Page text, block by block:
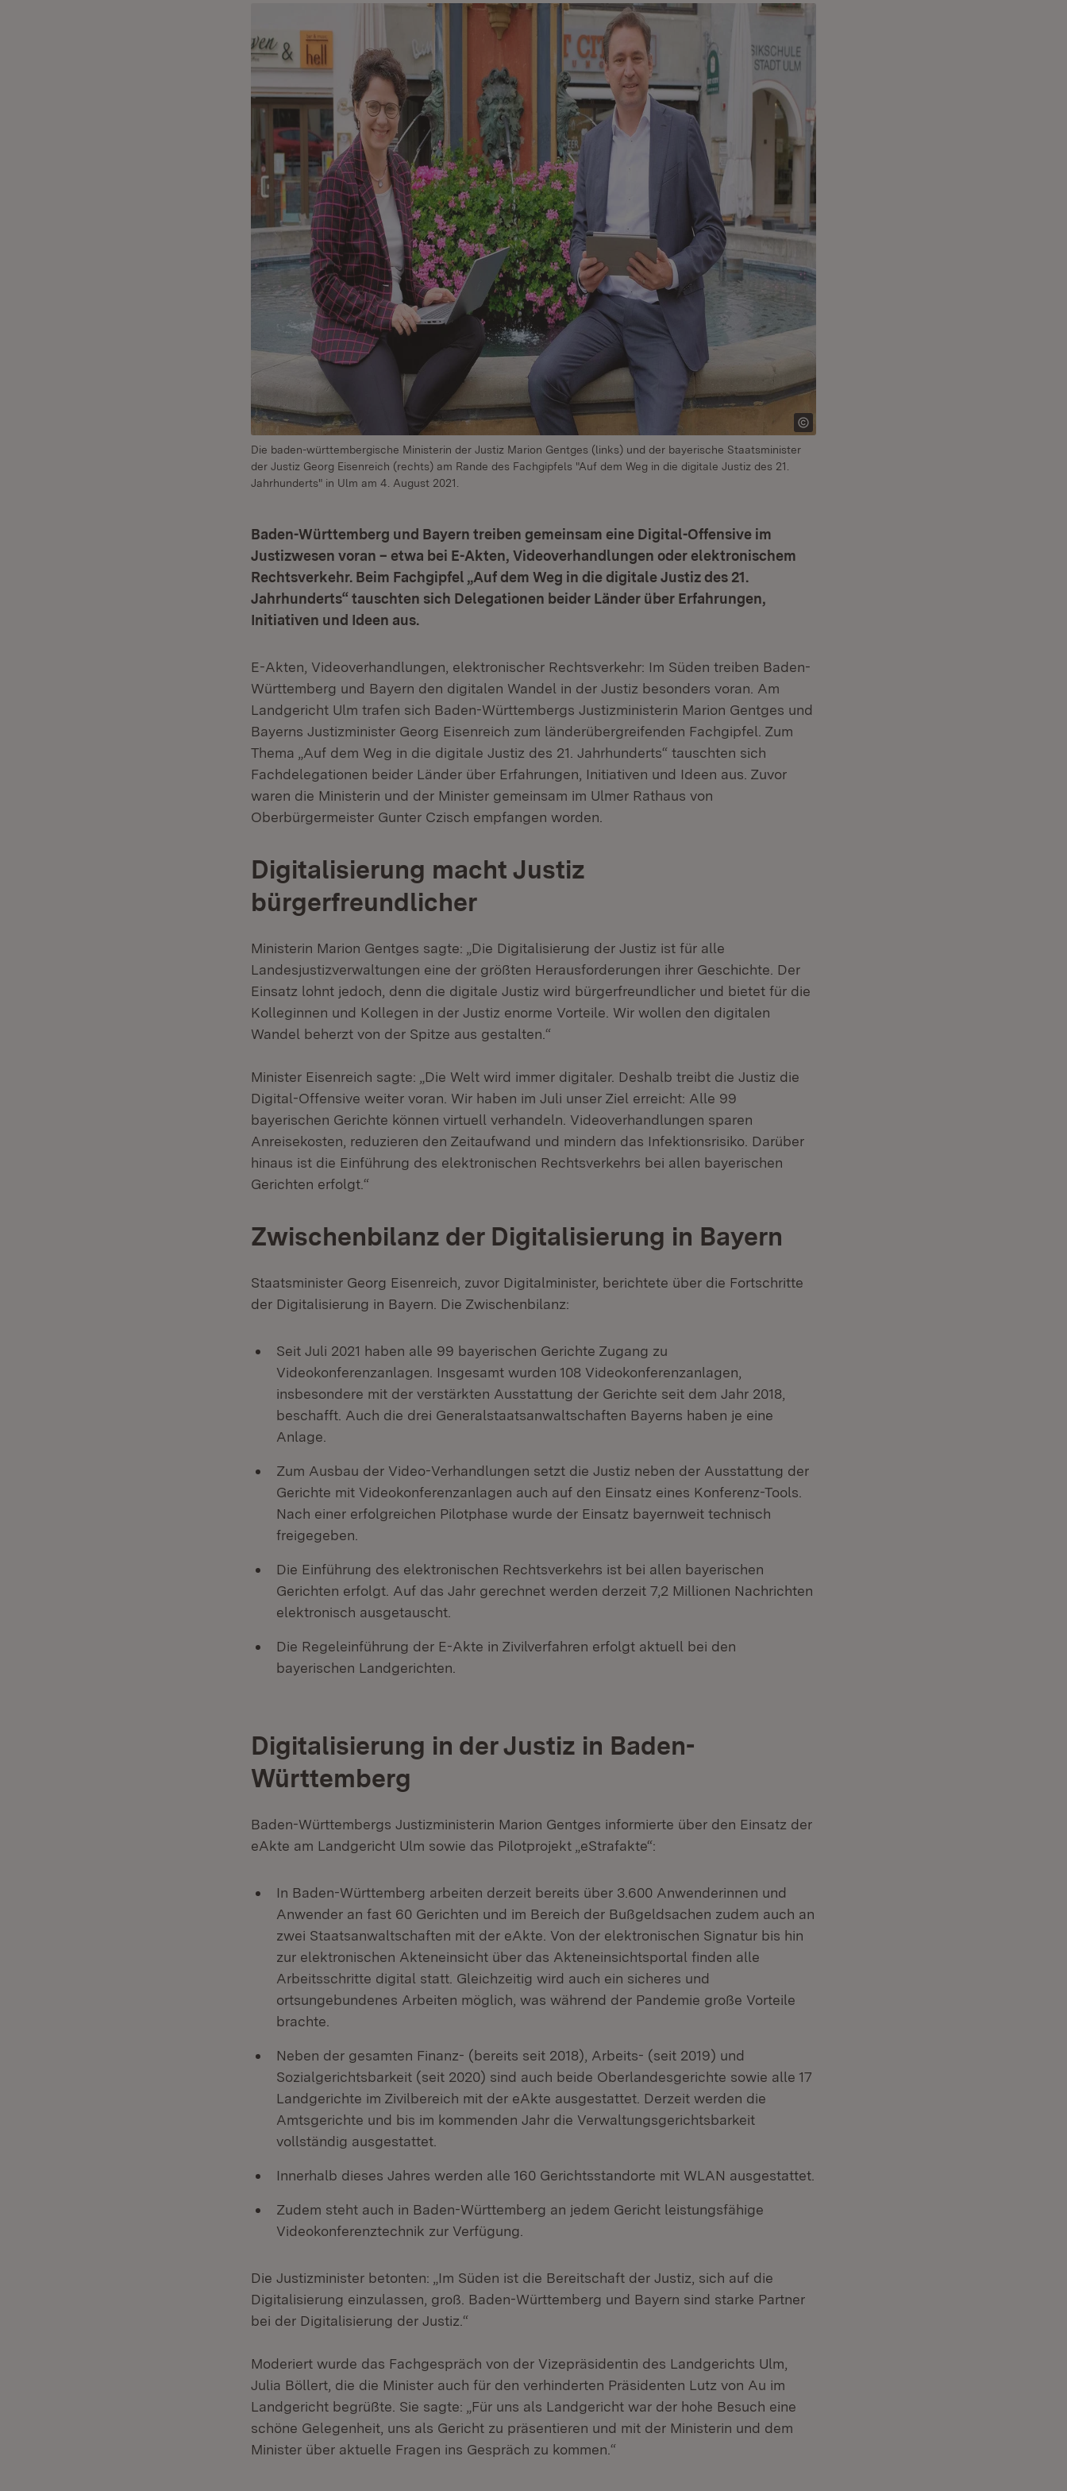
Die baden-württembergische Ministerin der Justiz Marion Gentges (links) und der bayerische Staatsminister
der Justiz Georg Eisenreich (rechts) am Rande des Fachgipfels "Auf dem Weg in die digitale Justiz des 21.
Jahrhunderts" in Ulm am 4. August 2021.
Baden-Württemberg und Bayern treiben gemeinsam eine Digital-Offensive im
Justizwesen voran – etwa bei E-Akten, Videoverhandlungen oder elektronischem
Rechtsverkehr. Beim Fachgipfel „Auf dem Weg in die digitale Justiz des 21.
Jahrhunderts“ tauschten sich Delegationen beider Länder über Erfahrungen,
Initiativen und Ideen aus.
E-Akten, Videoverhandlungen, elektronischer Rechtsverkehr: Im Süden treiben Baden-
Württemberg und Bayern den digitalen Wandel in der Justiz besonders voran. Am
Landgericht Ulm trafen sich Baden-Württembergs Justizministerin Marion Gentges und
Bayerns Justizminister Georg Eisenreich zum länderübergreifenden Fachgipfel. Zum
Thema „Auf dem Weg in die digitale Justiz des 21. Jahrhunderts“ tauschten sich
Fachdelegationen beider Länder über Erfahrungen, Initiativen und Ideen aus. Zuvor
waren die Ministerin und der Minister gemeinsam im Ulmer Rathaus von
Oberbürgermeister Gunter Czisch empfangen worden.
Digitalisierung macht Justiz
bürgerfreundlicher
Ministerin Marion Gentges sagte: „Die Digitalisierung der Justiz ist für alle
Landesjustizverwaltungen eine der größten Herausforderungen ihrer Geschichte. Der
Einsatz lohnt jedoch, denn die digitale Justiz wird bürgerfreundlicher und bietet für die
Kolleginnen und Kollegen in der Justiz enorme Vorteile. Wir wollen den digitalen
Wandel beherzt von der Spitze aus gestalten.“
Minister Eisenreich sagte: „Die Welt wird immer digitaler. Deshalb treibt die Justiz die
Digital-Offensive weiter voran. Wir haben im Juli unser Ziel erreicht: Alle 99
bayerischen Gerichte können virtuell verhandeln. Videoverhandlungen sparen
Anreisekosten, reduzieren den Zeitaufwand und mindern das Infektionsrisiko. Darüber
hinaus ist die Einführung des elektronischen Rechtsverkehrs bei allen bayerischen
Gerichten erfolgt.“
Zwischenbilanz der Digitalisierung in Bayern
Staatsminister Georg Eisenreich, zuvor Digitalminister, berichtete über die Fortschritte
der Digitalisierung in Bayern. Die Zwischenbilanz:
Seit Juli 2021 haben alle 99 bayerischen Gerichte Zugang zu
Videokonferenzanlagen. Insgesamt wurden 108 Videokonferenzanlagen,
insbesondere mit der verstärkten Ausstattung der Gerichte seit dem Jahr 2018,
beschafft. Auch die drei Generalstaatsanwaltschaften Bayerns haben je eine
Anlage.
Zum Ausbau der Video-Verhandlungen setzt die Justiz neben der Ausstattung der
Gerichte mit Videokonferenzanlagen auch auf den Einsatz eines Konferenz-Tools.
Nach einer erfolgreichen Pilotphase wurde der Einsatz bayernweit technisch
freigegeben.
Die Einführung des elektronischen Rechtsverkehrs ist bei allen bayerischen
Gerichten erfolgt. Auf das Jahr gerechnet werden derzeit 7,2 Millionen Nachrichten
elektronisch ausgetauscht.
Die Regeleinführung der E-Akte in Zivilverfahren erfolgt aktuell bei den
bayerischen Landgerichten.
Digitalisierung in der Justiz in Baden-
Württemberg
Baden-Württembergs Justizministerin Marion Gentges informierte über den Einsatz der
eAkte am Landgericht Ulm sowie das Pilotprojekt „eStrafakte“:
In Baden-Württemberg arbeiten derzeit bereits über 3.600 Anwenderinnen und
Anwender an fast 60 Gerichten und im Bereich der Bußgeldsachen zudem auch an
zwei Staatsanwaltschaften mit der eAkte. Von der elektronischen Signatur bis hin
zur elektronischen Akteneinsicht über das Akteneinsichtsportal finden alle
Arbeitsschritte digital statt. Gleichzeitig wird auch ein sicheres und
ortsungebundenes Arbeiten möglich, was während der Pandemie große Vorteile
brachte.
Neben der gesamten Finanz- (bereits seit 2018), Arbeits- (seit 2019) und
Sozialgerichtsbarkeit (seit 2020) sind auch beide Oberlandesgerichte sowie alle 17
Landgerichte im Zivilbereich mit der eAkte ausgestattet. Derzeit werden die
Amtsgerichte und bis im kommenden Jahr die Verwaltungsgerichtsbarkeit
vollständig ausgestattet.
Innerhalb dieses Jahres werden alle 160 Gerichtsstandorte mit WLAN ausgestattet.
Zudem steht auch in Baden-Württemberg an jedem Gericht leistungsfähige
Videokonferenztechnik zur Verfügung.
Die Justizminister betonten: „Im Süden ist die Bereitschaft der Justiz, sich auf die
Digitalisierung einzulassen, groß. Baden-Württemberg und Bayern sind starke Partner
bei der Digitalisierung der Justiz.“
Moderiert wurde das Fachgespräch von der Vizepräsidentin des Landgerichts Ulm,
Julia Böllert, die die Minister auch für den verhinderten Präsidenten Lutz von Au im
Landgericht begrüßte. Sie sagte: „Für uns als Landgericht war der hohe Besuch eine
schöne Gelegenheit, uns als Gericht zu präsentieren und mit der Ministerin und dem
Minister über aktuelle Fragen ins Gespräch zu kommen.“